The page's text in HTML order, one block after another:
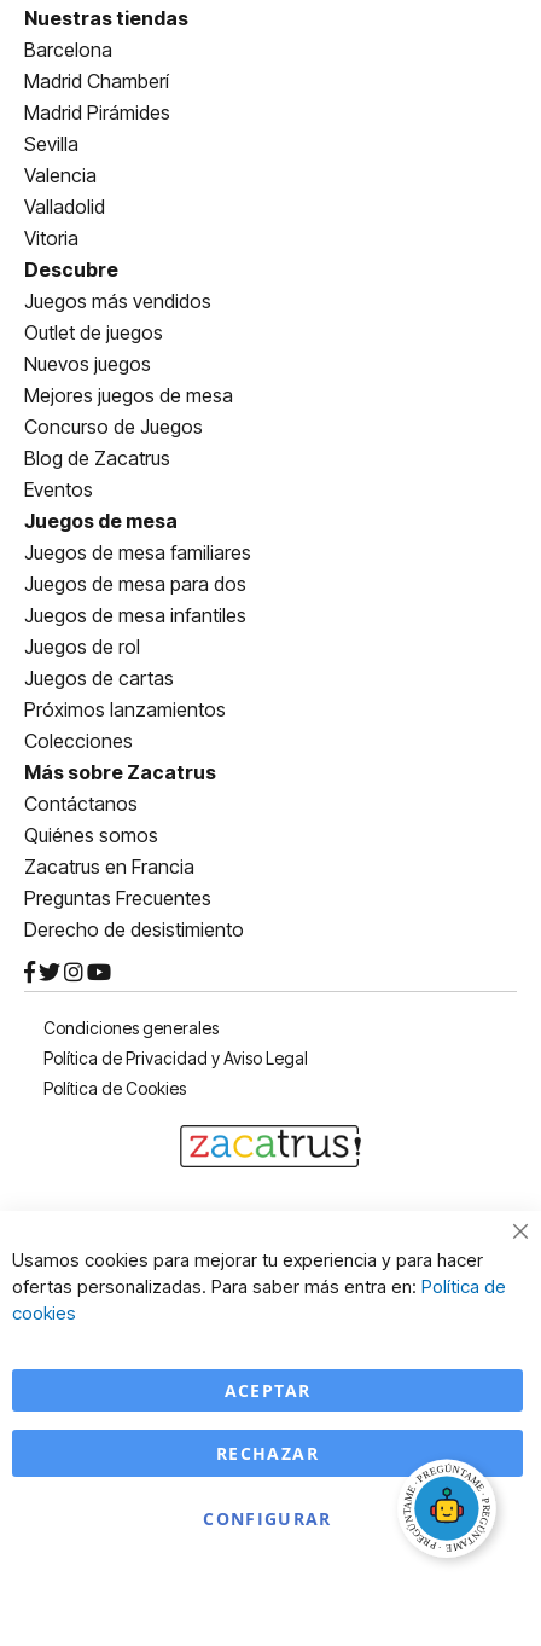
Nuestras tiendas
Barcelona
Madrid Chamberí
Madrid Pirámides
Sevilla
Valencia
Valladolid
Vitoria
Descubre
Juegos más vendidos
Outlet de juegos
Nuevos juegos
Mejores juegos de mesa
Concurso de Juegos
Blog de Zacatrus
Eventos
Juegos de mesa
Juegos de mesa familiares
Juegos de mesa para dos
Juegos de mesa infantiles
Juegos de rol
Juegos de cartas
Próximos lanzamientos
Colecciones
Más sobre Zacatrus
Contáctanos
Quiénes somos
Zacatrus en Francia
Preguntas Frecuentes
Derecho de desistimiento
Condiciones generales
Política de Privacidad y Aviso Legal
Política de Cookies
Usamos cookies para mejorar tu experiencia y para hacer
ofertas personalizadas. Para saber más entra en: Política de
cookies
ACEPTAR
CONFIGURAR
RECHAZAR